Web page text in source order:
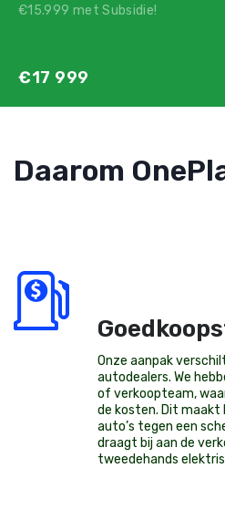
Nu maar voor:
€12 780
Daarom
Onze aanpak
autodealers. We
of verkoopteam,
de kosten. Dit maakt
auto’s tegen een
draagt bij aan de
tweedehands